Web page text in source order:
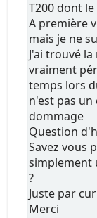
T200 dont
A première
mais je ne
J'ai trouvé
vraiment
temps lors
n'est pas
dommage
Question
Savez vous
simplement
?
Juste par
Merci